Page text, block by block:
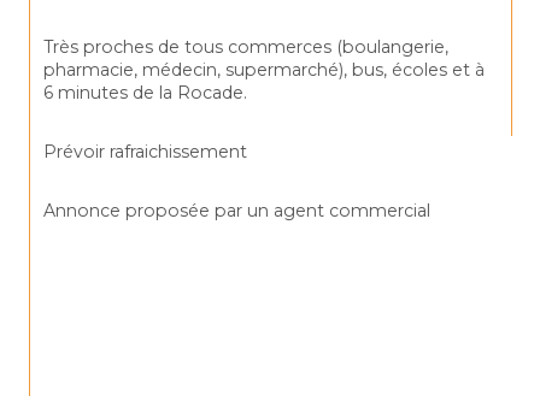
Très proches de tous commerces (boulangerie,
pharmacie, médecin, supermarché), bus, écoles et à
6 minutes de la Rocade.
Prévoir rafraichissement
Annonce proposée par un agent commercial